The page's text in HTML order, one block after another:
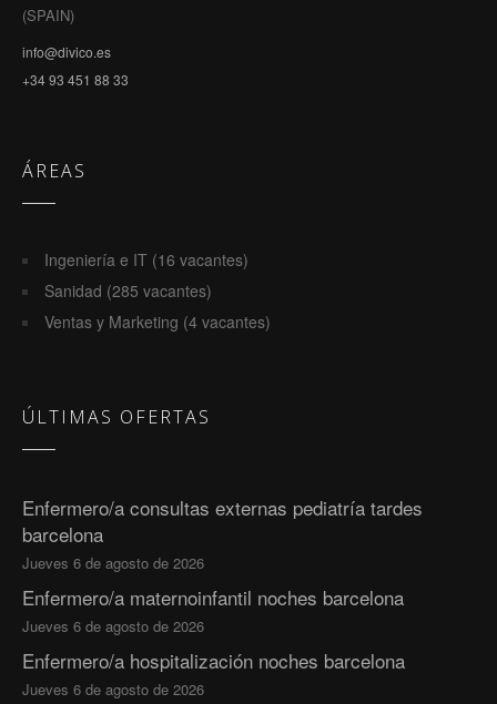
(SPAIN)
info@divico.es
+34 93 451 88 33
ÁREAS
Ingeniería e IT (16 vacantes)
Sanidad (285 vacantes)
Ventas y Marketing (4 vacantes)
ÚLTIMAS OFERTAS
Enfermero/a consultas externas pediatría tardes
barcelona
Jueves 6 de agosto de 2026
Enfermero/a maternoinfantil noches barcelona
Jueves 6 de agosto de 2026
Enfermero/a hospitalización noches barcelona
Jueves 6 de agosto de 2026